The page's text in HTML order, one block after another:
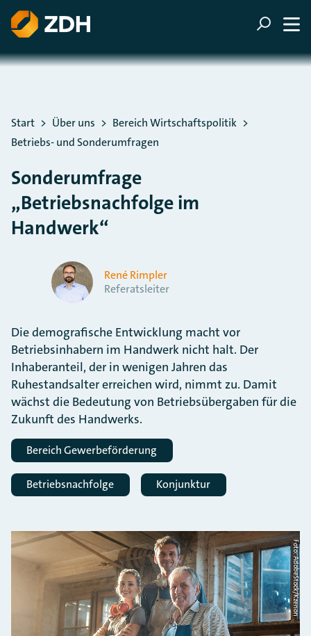
ZUM HAUPTINHALT SPRINGEN
ZUR SUCHE SPRINGEN
Sie befinden sich hier:
Start Über uns
Bereich Wirtschaftspolitik
Betriebs- und Sonderumfragen
Sonderumfrage
„Betriebsnachfolge im
Handwerk“
René Rimpler
Referatsleiter
Die demografische Entwicklung macht vor
Betriebsinhabern im Handwerk nicht halt. Der
Inhaberanteil, der in wenigen Jahren das
Ruhestandsalter erreichen wird, nimmt zu. Damit
wächst die Bedeutung von Betriebsübergaben für die
Zukunft des Handwerks.
Bereich Gewerbeförderung
Betriebsnachfolge Konjunktur
Foto: AdobeStock/Kzenon